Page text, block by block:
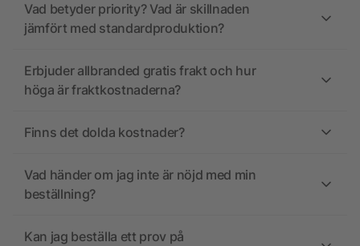
Vad betyder priority? Vad är skillnaden
jämfört med standardproduktion?
Erbjuder allbranded gratis frakt och hur
höga är fraktkostnaderna?
Finns det dolda kostnader?
Vad händer om jag inte är nöjd med min
beställning?
Kan jag beställa ett prov på